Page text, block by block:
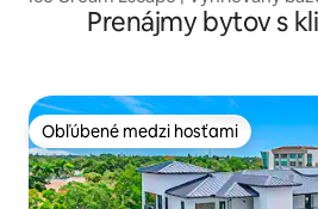
Prenájmy bytov s
Obľúbené medzi hosťami
Obľúbené medzi hosťami